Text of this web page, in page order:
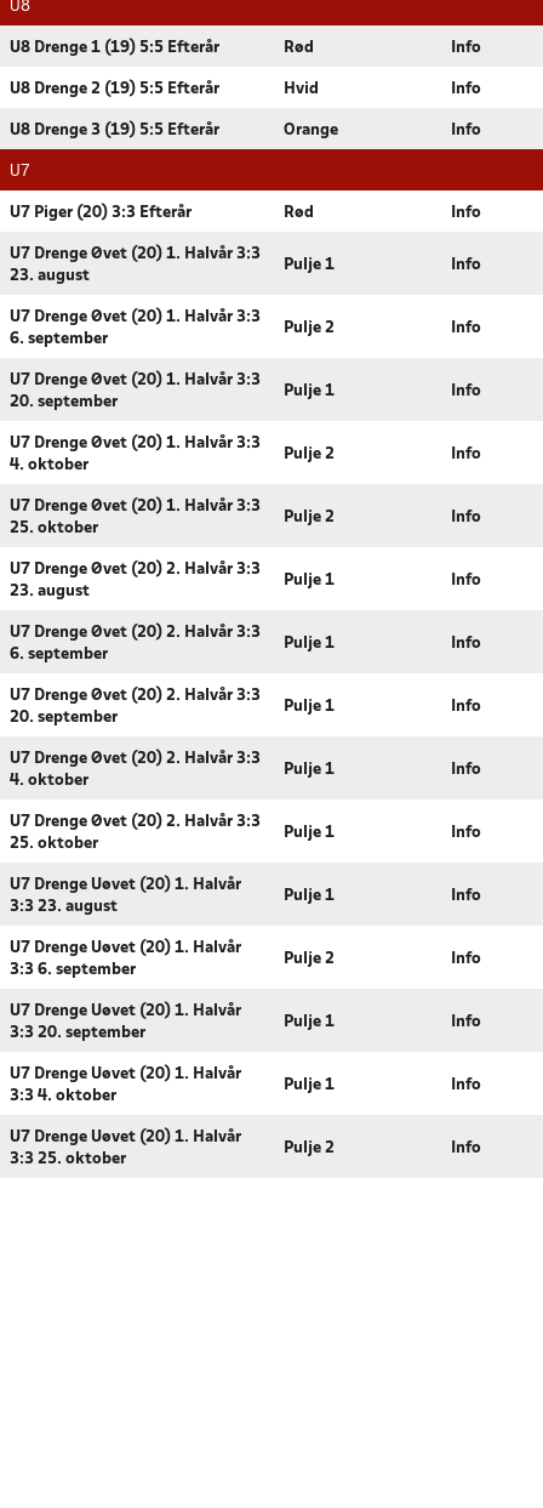
U8
U8 Drenge 1 (19) 5:5 Efterår Rød Info
U8 Drenge 2 (19) 5:5 Efterår Hvid Info
U8 Drenge 3 (19) 5:5 Efterår Orange Info
U7
U7 Piger (20) 3:3 Efterår Rød Info
U7 Drenge Øvet (20) 1. Halvår 3:3
23. august
Pulje 1 Info
U7 Drenge Øvet (20) 1. Halvår 3:3
6. september
Pulje 2 Info
U7 Drenge Øvet (20) 1. Halvår 3:3
20. september
Pulje 1 Info
U7 Drenge Øvet (20) 1. Halvår 3:3
4. oktober
Pulje 2 Info
U7 Drenge Øvet (20) 1. Halvår 3:3
25. oktober
Pulje 2 Info
U7 Drenge Øvet (20) 2. Halvår 3:3
23. august
Pulje 1 Info
U7 Drenge Øvet (20) 2. Halvår 3:3
6. september
Pulje 1 Info
U7 Drenge Øvet (20) 2. Halvår 3:3
20. september
Pulje 1 Info
U7 Drenge Øvet (20) 2. Halvår 3:3
4. oktober
Pulje 1 Info
U7 Drenge Øvet (20) 2. Halvår 3:3
25. oktober
Pulje 1 Info
U7 Drenge Uøvet (20) 1. Halvår
3:3 23. august
Pulje 1 Info
U7 Drenge Uøvet (20) 1. Halvår
3:3 6. september
Pulje 2 Info
U7 Drenge Uøvet (20) 1. Halvår
3:3 20. september
Pulje 1 Info
U7 Drenge Uøvet (20) 1. Halvår
3:3 4. oktober
Pulje 1 Info
U7 Drenge Uøvet (20) 1. Halvår
3:3 25. oktober
Pulje 2 Info